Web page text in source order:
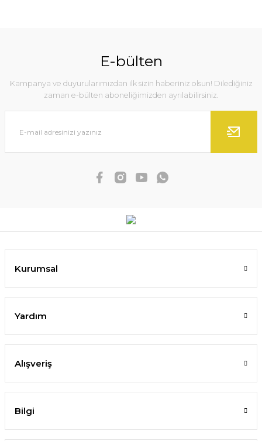
E-bülten
Kampanya ve duyurularımızdan ilk sizin haberiniz olsun! Dilediğiniz
zaman e-bülten aboneliğimizden ayrılabilirsiniz.
Kurumsal
Yardım
Alışveriş
Bilgi